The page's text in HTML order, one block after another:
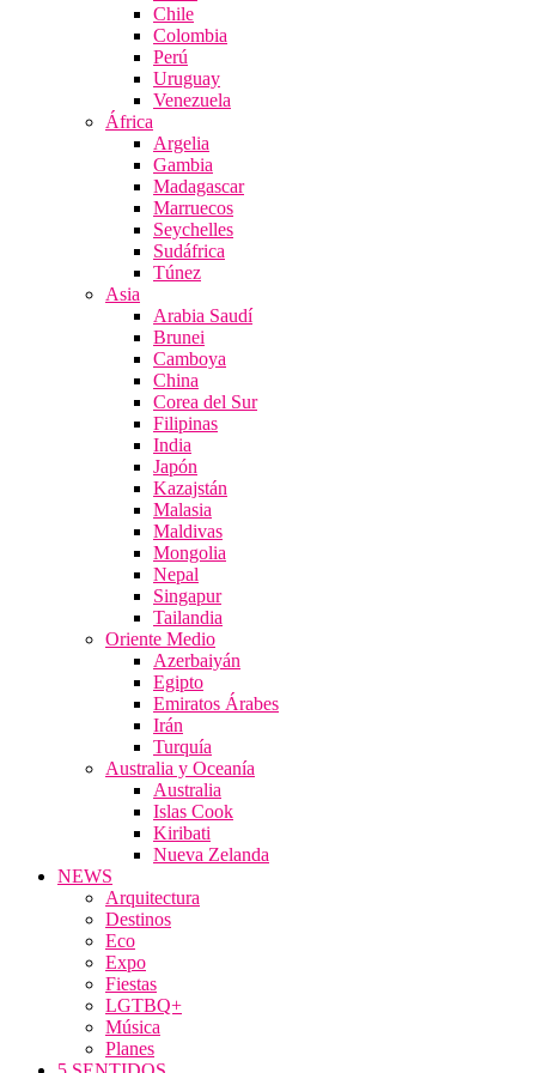
Chile
Colombia
Perú
Uruguay
Venezuela
África
Argelia
Gambia
Madagascar
Marruecos
Seychelles
Sudáfrica
Túnez
Asia
Arabia Saudí
Brunei
Camboya
China
Corea del Sur
Filipinas
India
Japón
Kazajstán
Malasia
Maldivas
Mongolia
Nepal
Singapur
Tailandia
Oriente Medio
Azerbaiyán
Egipto
Emiratos Árabes
Irán
Turquía
Australia y Oceanía
Australia
Islas Cook
Kiribati
Nueva Zelanda
NEWS
Arquitectura
Destinos
Eco
Expo
Fiestas
LGTBQ+
Música
Planes